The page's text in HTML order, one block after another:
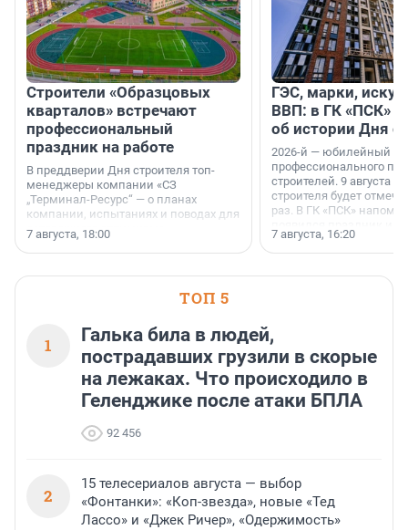
Строители «Образцовых
кварталов» встречают
профессиональный
праздник на работе
В преддверии Дня строителя топ-
менеджеры компании «СЗ
„Терминал-Ресурс“ — о планах
компании, испытаниях и поводах для
осторожного оптимизма.
7 августа, 18:00
ГЭС, марки,
ВВП: в ГК «ПСК»
об истории Дня
2026-й — юбилейный
профессионального
строителей. 9 августа
строителя будет
раз. В ГК «ПСК»
поменялась роль
7 августа, 16:20
ТОП 5
1
Галька била в людей,
пострадавших грузили в скорые
на лежаках. Что происходило в
Геленджике после атаки БПЛА
92 456
2
15 телесериалов августа — выбор
«Фонтанки»: «Коп-звезда», новые «Тед
Лассо» и «Джек Ричер», «Одержимость»